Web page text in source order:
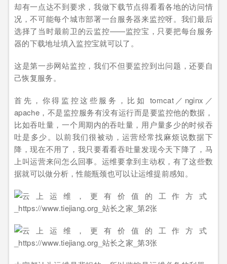
却有一点达不到要求，我做下载节点得看看各地的访问情
况，不可能每个城市部署一台服务器来监控呀。我们最后
选择了当时最前卫的云监控——监控宝，只要把每台服务
器的下载地址填入监控宝就可以了。
这是第一步网站监控，我们不但要监控到出问题，还要自
己恢复服务。
首先，你得监控这些服务，比如 tomcat／nginx／
apache，不是监控服务有没有运行而是要监控他的数据，
比如吞吐量，一个周期内的吞吐量，用户量多少的时候吞
吐是多少。以前我们很被动，运营经常找麻烦说数据下
降，现在不用了，我只要看看吞吐量发现今天下降了，马
上叫运营来问怎么回事。运维要拿到主动权，有了这些数
据就可以做分析，性能瓶颈也可以让运维提前感知。